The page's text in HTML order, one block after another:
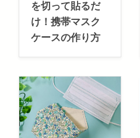
を切って貼るだ
け！携帯マスク
ケースの作り方